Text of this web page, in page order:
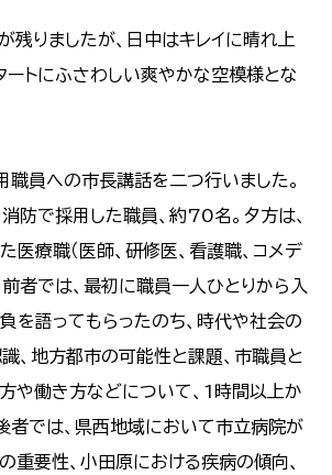
りましたが、日中はキレイに晴れ上
ートにふさわしい爽やかな空模様とな
職員への市長講話を二つ行いました。
防で採用した職員、約70名。夕方は、
医療職（医師、研修医、看護職、コメデ
前者では、最初に職員一人ひとりから入
を語ってもらったのち、時代や社会の
、地方都市の可能性と課題、市職員と
や働き方などについて、1時間以上か
者では、県西地域において市立病院が
重要性、小田原における疾病の傾向、